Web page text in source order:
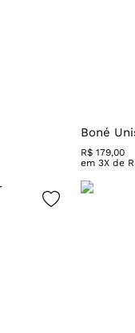
Boné
R$ 179,00
em 3X de